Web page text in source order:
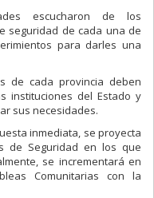
escucharon de los
seguridad de cada una de
para darles una
de cada provincia deben
instituciones del Estado y
sus necesidades.
inmediata, se proyecta
de Seguridad en los que
se incrementará en
Comunitarias con la